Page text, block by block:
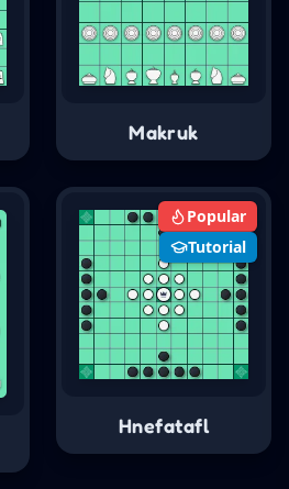
Makruk
Popular
Tutorial
Hnefatafl